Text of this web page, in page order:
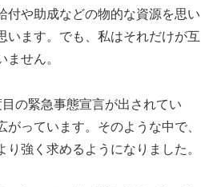
付や助成などの物的な資源を思い
います。でも、私はそれだけが互
せん。
の緊急事態宣言が出されてい
がっています。そのような中で、
り強く求めるようになりました。